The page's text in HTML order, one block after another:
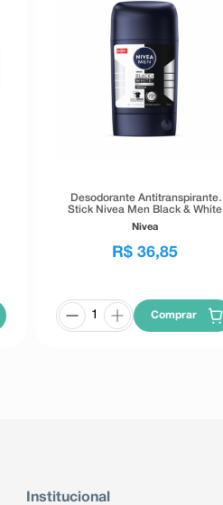
Desodorante Antitranspirante
Stick Nivea Men Black & White
Invisible 72h 54g
Nivea
R$ 36,85
Comprar
Institucional